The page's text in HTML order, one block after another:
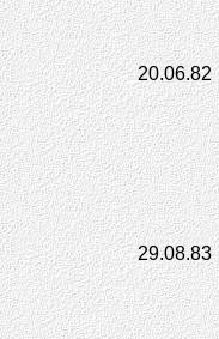
20.06.82
29.08.83